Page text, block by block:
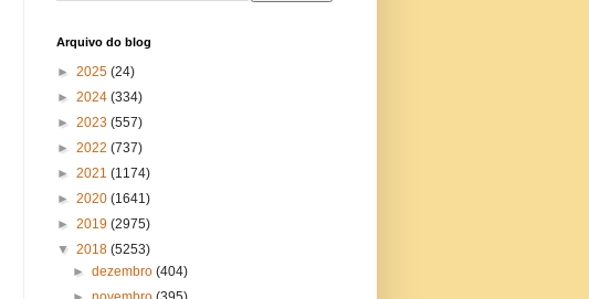
Arquivo do blog
► 2025 (24)
► 2024 (334)
► 2023 (557)
► 2022 (737)
► 2021 (1174)
► 2020 (1641)
► 2019 (2975)
▼ 2018 (5253)
►dezembro(404)